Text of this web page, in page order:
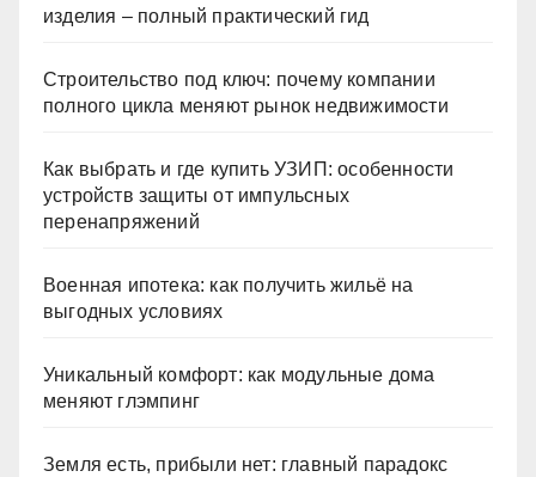
изделия – полный практический гид
Строительство под ключ: почему компании
полного цикла меняют рынок недвижимости
Как выбрать и где купить УЗИП: особенности
устройств защиты от импульсных
перенапряжений
Военная ипотека: как получить жильё на
выгодных условиях
Уникальный комфорт: как модульные дома
меняют глэмпинг
Земля есть, прибыли нет: главный парадокс